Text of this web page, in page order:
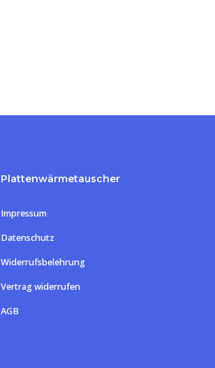
Zwischensumme:
Plattenwärmetauscher
Impressum
Datenschutz
Widerrufsbelehrung
Vertrag widerrufen
AGB